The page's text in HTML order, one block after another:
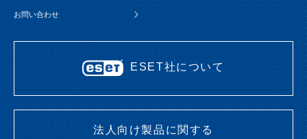
お問い合わせ
ESET社について
法人向け製品に関する